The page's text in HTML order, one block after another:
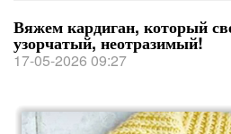
Вяжем кардиган, который
узорчатый, неотразимый!
17-05-2026 09:27